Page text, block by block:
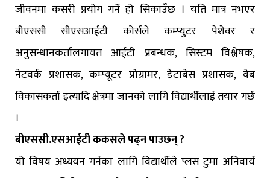
जीवनमा कसरी प्रयोग गर्ने हो सिकाउँछ । यति मात्र नभएर
बीएससी सीएसआईटी कोर्सले कम्प्युटर पेशेवर र
अनुसन्धानकर्तालगायत आईटी प्रबन्धक, सिस्टम विश्लेषक,
नेटवर्क प्रशासक, कम्प्यूटर प्रोग्रामर, डेटाबेस प्रशासक, वेब
विकासकर्ता इत्यादि क्षेत्रमा जानको लागि विद्यार्थीलाई तयार गर्छ
।
बीएससी.एसआईटी ककसले पढ्न पाउछन् ?
यो विषय अध्ययन गर्नका लागि विद्यार्थीले प्लस टुमा अनिवार्य